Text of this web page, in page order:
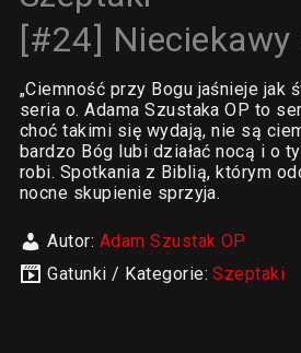
[#24] Nieciekawy
„Ciemność przy Bogu jaśnieje jak
seria o. Adama Szustaka OP to
choć takimi się wydają, nie są
bardzo Bóg lubi działać nocą i o
robi. Spotkania z Biblią, którym
nocne skupienie sprzyja.
Autor: Adam Szustak OP
Gatunki / Kategorie:Szeptaki